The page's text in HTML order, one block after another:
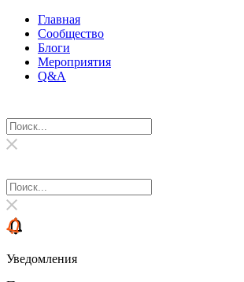
Главная
Сообщество
Блоги
Мероприятия
Q&A
Уведомления